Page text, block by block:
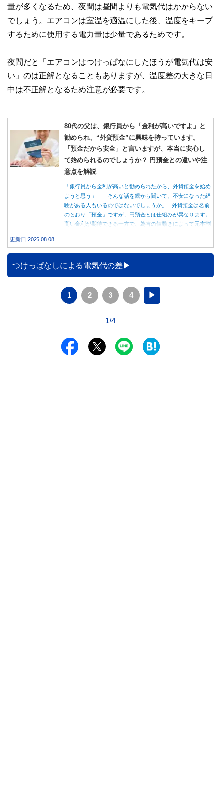
量が多くなるため、夜間は昼間よりも電気代はかからない
でしょう。エアコンは室温を適温にした後、温度をキープ
するために使用する電力量は少量であるためです。
夜間だと「エアコンはつけっぱなにしたほうが電気代は安
い」のは正解となることもありますが、温度差の大きな日
中は不正解となるため注意が必要です。
80代の父は、銀行員から「金利が高いですよ」と
勧められ、“外貨預金”に興味を持っています。
「預金だから安全」と言いますが、本当に安心し
て始められるのでしょうか？ 円預金との違いや注
意点を解説
「銀行員から金利が高いと勧められたから、外貨預金を始め
ようと思う」――そんな話を親から聞いて、不安になった経
験がある人もいるのではないでしょうか。 外貨預金は名前
のとおり「預金」ですが、円預金とは仕組みが異なります。
高い金利が期待できる一方で、為替の値動きによって元本割
更新日:2026.08.08
つけっぱなしによる電気代の差
1 2 3 4 ▶
1/4